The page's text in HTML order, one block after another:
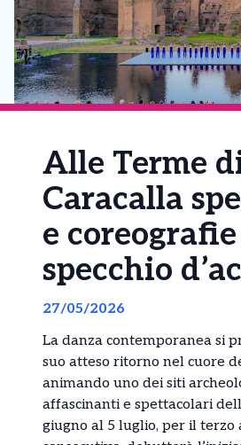
Alle Terme
Caracalla
e
specchio
27/05/2026
La danza contemporanea si
suo atteso ritorno nel cuore
animando uno dei siti
affascinanti e spettacolari
giugno al 5 luglio, per il terzo